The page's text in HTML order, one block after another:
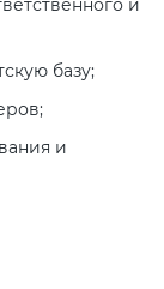
и
базу;
и